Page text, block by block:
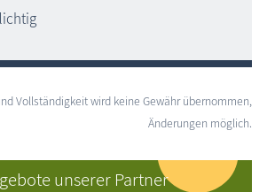
Vollständigkeit wird keine Gewähr übernommen,
Änderungen möglich.
unserer Partner